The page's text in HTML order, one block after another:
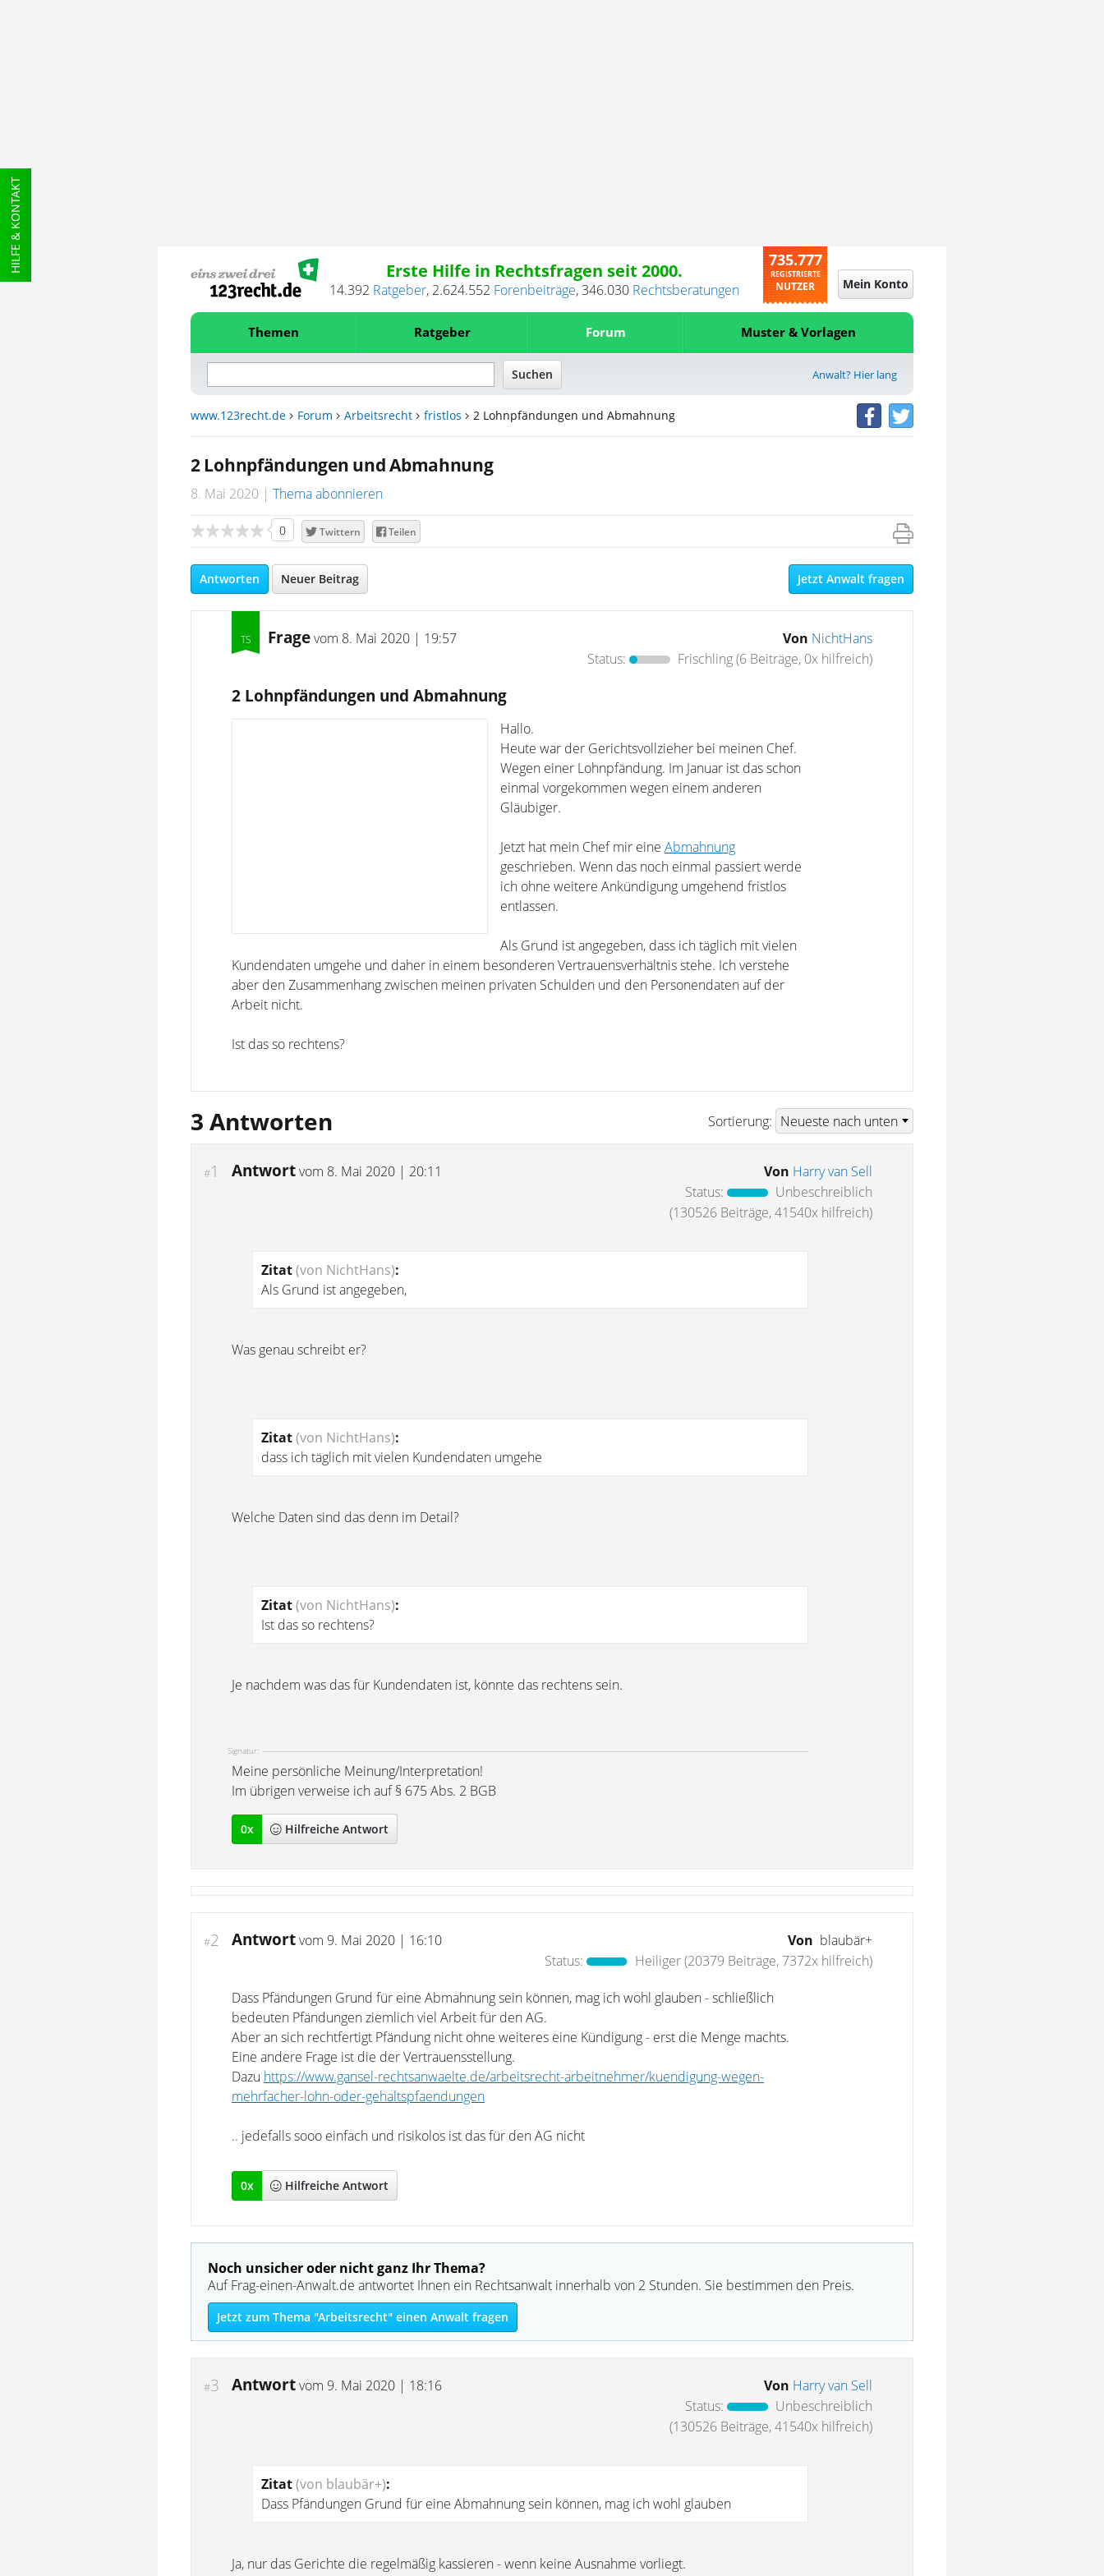
HILFE & KONTAKT Erste Hilfe in Rechtsfragen seit 2000.
14.392 Ratgeber, 2.624.552 Forenbeiträge,346.030 Rechtsberatungen
735.777
REGISTRIERTE
NUTZER Mein Konto
Themen Ratgeber Forum Muster & Vorlagen
Anwalt? Hier lang
www.123recht.de Forum Arbeitsrecht fristlos 2 Lohnpfändungen und Abmahnung
2 Lohnpfändungen und Abmahnung
8. Mai 2020 Thema abonnieren
0 Twittern Teilen
Antworten Neuer Beitrag Jetzt Anwalt fragen
Fragevom 8. Mai 2020 | 19:57 Von NichtHans
Status:
Frischling(6 Beiträge, 0x hilfreich)
2 Lohnpfändungen und Abmahnung
Hallo.
Heute war der Gerichtsvollzieher bei meinen Chef.
Wegen einer Lohnpfändung. Im Januar ist das schon
einmal vorgekommen wegen einem anderen
Gläubiger.
Jetzt hat mein Chef mir eine Abmahnung
geschrieben. Wenn das noch einmal passiert werde
ich ohne weitere Ankündigung umgehend fristlos
entlassen.
Als Grund ist angegeben, dass ich täglich mit vielen
Kundendaten umgehe und daher in einem besonderen Vertrauensverhältnis stehe. Ich verstehe
aber den Zusammenhang zwischen meinen privaten Schulden und den Personendaten auf der
Arbeit nicht.
Ist das so rechtens?
3 Antworten Sortierung:
#1 Antwortvom 8. Mai 2020 | 20:11 Von Harry van Sell
Status:
Unbeschreiblich
(130526 Beiträge, 41540x hilfreich)
Zitat(von NichtHans):
Als Grund ist angegeben,
Was genau schreibt er?
Zitat(von NichtHans):
dass ich täglich mit vielen Kundendaten umgehe
Welche Daten sind das denn im Detail?
Zitat(von NichtHans):
Ist das so rechtens?
Je nachdem was das für Kundendaten ist, könnte das rechtens sein.
Signatur:
Meine persönliche Meinung/Interpretation!
Im übrigen verweise ich auf § 675 Abs. 2 BGB
0x Hilfreiche Antwort
#2 Antwortvom 9. Mai 2020 | 16:10 Von blaubär+
Status:
Heiliger(20379 Beiträge, 7372x hilfreich)
Dass Pfändungen Grund für eine Abmahnung sein können, mag ich wohl glauben - schließlich
bedeuten Pfändungen ziemlich viel Arbeit für den AG.
Aber an sich rechtfertigt Pfändung nicht ohne weiteres eine Kündigung - erst die Menge machts.
Eine andere Frage ist die der Vertrauensstellung.
Dazu https://www.gansel-rechtsanwaelte.de/arbeitsrecht-arbeitnehmer/kuendigung-wegen-
mehrfacher-lohn-oder-gehaltspfaendungen
.. jedefalls sooo einfach und risikolos ist das für den AG nicht
0x Hilfreiche Antwort
Noch unsicher oder nicht ganz Ihr Thema?
Auf Frag-einen-Anwalt.de antwortet Ihnen ein Rechtsanwalt innerhalb von 2 Stunden. Sie bestimmen den Preis.
Jetzt zum Thema "Arbeitsrecht" einen Anwalt fragen
#3 Antwortvom 9. Mai 2020 | 18:16 Von Harry van Sell
Status:
Unbeschreiblich
(130526 Beiträge, 41540x hilfreich)
Zitat(von blaubär+):
Dass Pfändungen Grund für eine Abmahnung sein können, mag ich wohl glauben
Ja, nur das Gerichte die regelmäßig kassieren - wenn keine Ausnahme vorliegt.